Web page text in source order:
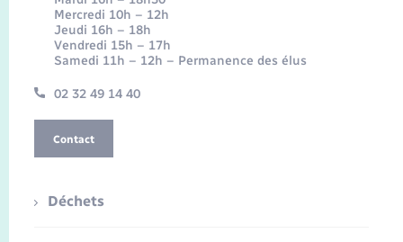
Mercredi 10h – 12h
Jeudi 16h – 18h
Vendredi 15h – 17h
Samedi 11h – 12h – Permanence des élus
02 32 49 14 40
Contact
Déchets